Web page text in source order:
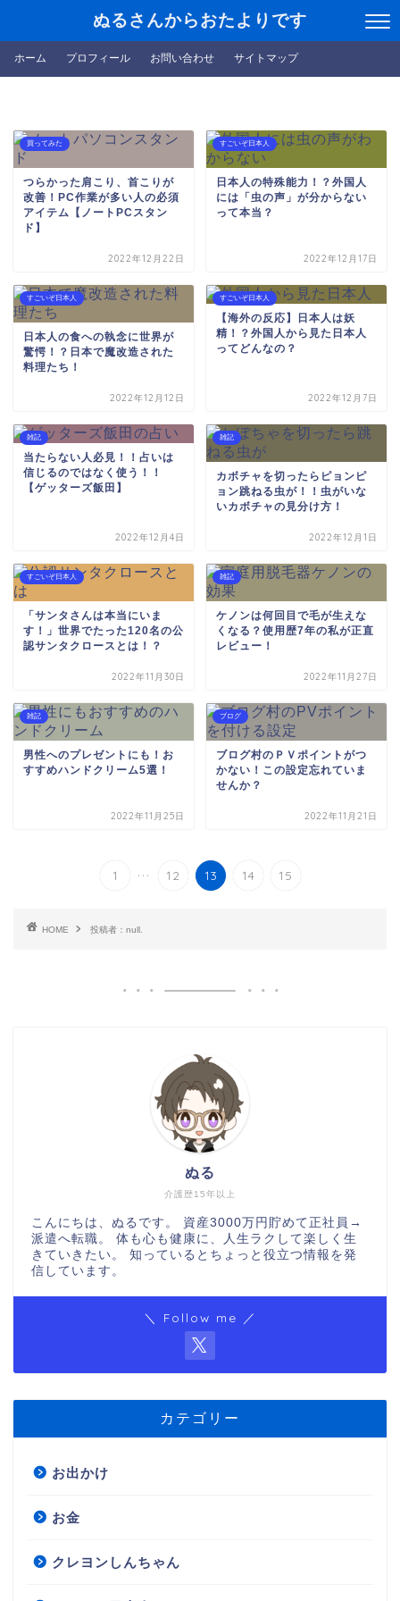
ぬるさんからおたよりです
ホーム プロフィール お問い合わせ サイトマップ
買ってみた
つらかった肩こり、首こりが
改善！PC作業が多い人の必須
アイテム【ノートPCスタン
ド】
2022年12月22日
すごいぞ日本人
日本人の特殊能力！？外国人
には「虫の声」が分からない
って本当？
2022年12月17日
すごいぞ日本人
日本人の食への執念に世界が
驚愕！？日本で魔改造された
料理たち！
2022年12月12日
すごいぞ日本人
【海外の反応】日本人は妖
精！？外国人から見た日本人
ってどんなの？
2022年12月7日
雑記
当たらない人必見！！占いは
信じるのではなく使う！！
【ゲッターズ飯田】
2022年12月4日
雑記
カボチャを切ったらピョンピ
ョン跳ねる虫が！！虫がいな
いカボチャの見分け方！
2022年12月1日
すごいぞ日本人
「サンタさんは本当にいま
す！」世界でたった120名の公
認サンタクロースとは！？
2022年11月30日
雑記
ケノンは何回目で毛が生えな
くなる？使用歴7年の私が正直
レビュー！
2022年11月27日
雑記
男性へのプレゼントにも！お
すすめハンドクリーム5選！
2022年11月25日
ブログ
ブログ村のＰＶポイントがつ
かない！この設定忘れていま
せんか？
2022年11月21日
1 ... 12 13 14 15
HOME 投稿者：null.
介護歴15年以上
ぬる
こんにちは、ぬるです。 資産3000万円貯めて正社員→
派遣へ転職。 体も心も健康に、人生ラクして楽しく生
きていきたい。 知っているとちょっと役立つ情報を発
信しています。
＼ Follow me ／
カテゴリー
お出かけ
お金
クレヨンしんちゃん